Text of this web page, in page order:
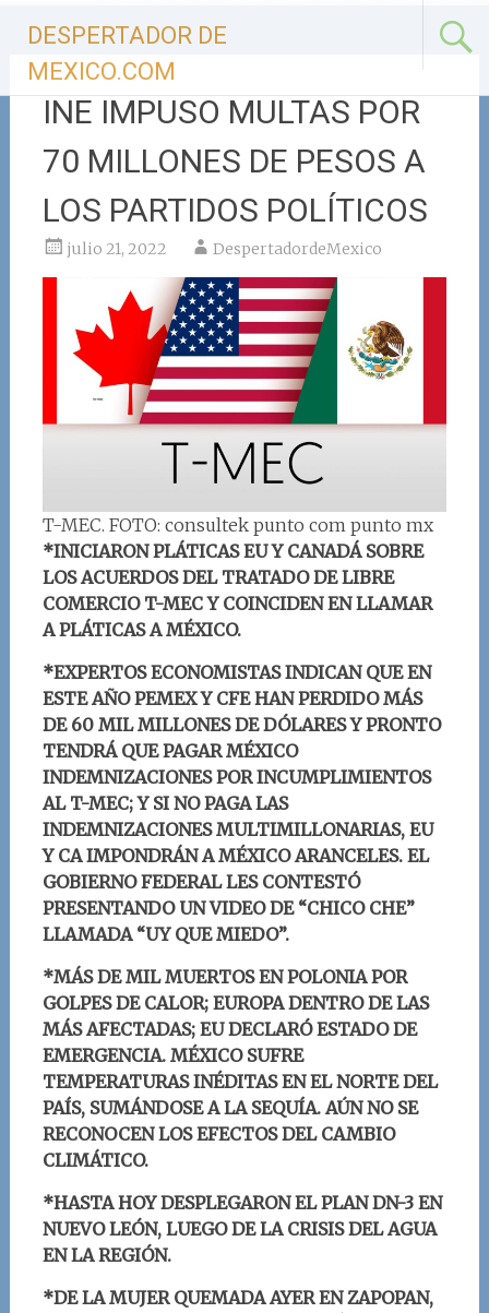
contenido
DESPERTADOR DE
MEXICO.COM
INE IMPUSO MULTAS POR
70 MILLONES DE PESOS A
LOS PARTIDOS POLÍTICOS
julio 21, 2022 DespertadordeMexico
T-MEC. FOTO: consultek punto com punto mx
*INICIARON PLÁTICAS EU Y CANADÁ SOBRE
LOS ACUERDOS DEL TRATADO DE LIBRE
COMERCIO T-MEC Y COINCIDEN EN LLAMAR
A PLÁTICAS A MÉXICO.
*EXPERTOS ECONOMISTAS INDICAN QUE EN
ESTE AÑO PEMEX Y CFE HAN PERDIDO MÁS
DE 60 MIL MILLONES DE DÓLARES Y PRONTO
TENDRÁ QUE PAGAR MÉXICO
INDEMNIZACIONES POR INCUMPLIMIENTOS
AL T-MEC; Y SI NO PAGA LAS
INDEMNIZACIONES MULTIMILLONARIAS, EU
Y CA IMPONDRÁN A MÉXICO ARANCELES. EL
GOBIERNO FEDERAL LES CONTESTÓ
PRESENTANDO UN VIDEO DE “CHICO CHE”
LLAMADA “UY QUE MIEDO”.
*MÁS DE MIL MUERTOS EN POLONIA POR
GOLPES DE CALOR; EUROPA DENTRO DE LAS
MÁS AFECTADAS; EU DECLARÓ ESTADO DE
EMERGENCIA. MÉXICO SUFRE
TEMPERATURAS INÉDITAS EN EL NORTE DEL
PAÍS, SUMÁNDOSE A LA SEQUÍA. AÚN NO SE
RECONOCEN LOS EFECTOS DEL CAMBIO
CLIMÁTICO.
*HASTA HOY DESPLEGARON EL PLAN DN-3 EN
NUEVO LEÓN, LUEGO DE LA CRISIS DEL AGUA
EN LA REGIÓN.
*DE LA MUJER QUEMADA AYER EN ZAPOPAN,